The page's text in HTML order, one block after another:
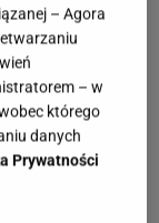
– Agora
– w
którego
danych
Prywatności